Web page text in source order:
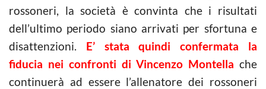
rossoneri, la società è convinta che i risultati
dell’ultimo periodo siano arrivati per sfortuna e
disattenzioni. E’ stata quindi confermata la
fiducia nei confronti di Vincenzo Montella che
continuerà ad essere l’allenatore dei rossoneri